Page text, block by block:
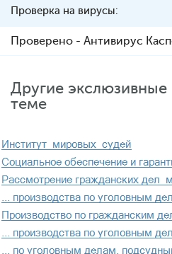
Проверка на вирусы:
Проверено - Антивирус
Другие
теме